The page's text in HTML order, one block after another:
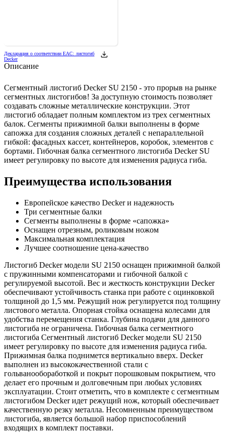
Декларация о соответствии ЕАС: листогиб
Decker
Описание
Сегментный листогиб Decker SU 2150 - это прорыв на рынке
сегментных листогибов! За доступную стоимость позволяет
создавать сложные металлические конструкции. Этот
листогиб обладает полным комплектом из трех сегментных
балок. Сегменты прижимной балки выполнены в форме
сапожка для создания сложных деталей с непараллельной
гибкой: фасадных кассет, контейнеров, коробок, элементов с
бортами. Гибочная балка сегментного листогиба Decker SU
имеет регулировку по высоте для изменения радиуса гиба.
Преимущества использования
Европейское качество Decker и надежность
Три сегментные балки
Сегменты выполнены в форме «сапожка»
Оснащен отрезным, роликовым ножом
Максимальная комплектация
Лучшее соотношение цена-качество
Листогиб Decker модели SU 2150 оснащен прижимной балкой
с пружинными компенсаторами и гибочной балкой с
регулируемой высотой. Вес и жесткость конструкции Decker
обеспечивают устойчивость станка при работе с оцинковкой
толщиной до 1,5 мм. Режущий нож регулируется под толщину
листового металла. Опорная стойка оснащена колесами для
удобства перемещения станка. Глубина подачи для данного
листогиба не ограничена. Гибочная балка сегментного
листогиба Сегментный листогиб Decker модели SU 2150
имеет регулировку по высоте для изменения радиуса гиба.
Прижимная балка поднимется вертикально вверх. Decker
выполнен из высококачественной стали с
гольванообоработкой и покрыт порошковым покрытием, что
делает его прочным и долговечным при любых условиях
эксплуатации. Стоит отметить, что в комплекте с сегментным
листогибом Decker идет режущий нож, который обеспечивает
качественную резку металла. Несомненным преимуществом
листогиба, является большой набор приспособлений
входящих в комплект поставки.